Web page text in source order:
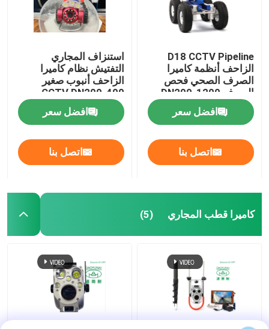
D18 CCTV Pipeline
الزاحف أنظمة كاميرا
الصرف الصحي فحص
الصرف DN200-1200
افضل سعر
اتصل بنا
استنزاف المجاري
التفتيش نظام كاميرا
الزاحف أنبوب صغير
CCTV DN200-400
افضل سعر
اتصل بنا
كاميرا قطب المجاري (5)